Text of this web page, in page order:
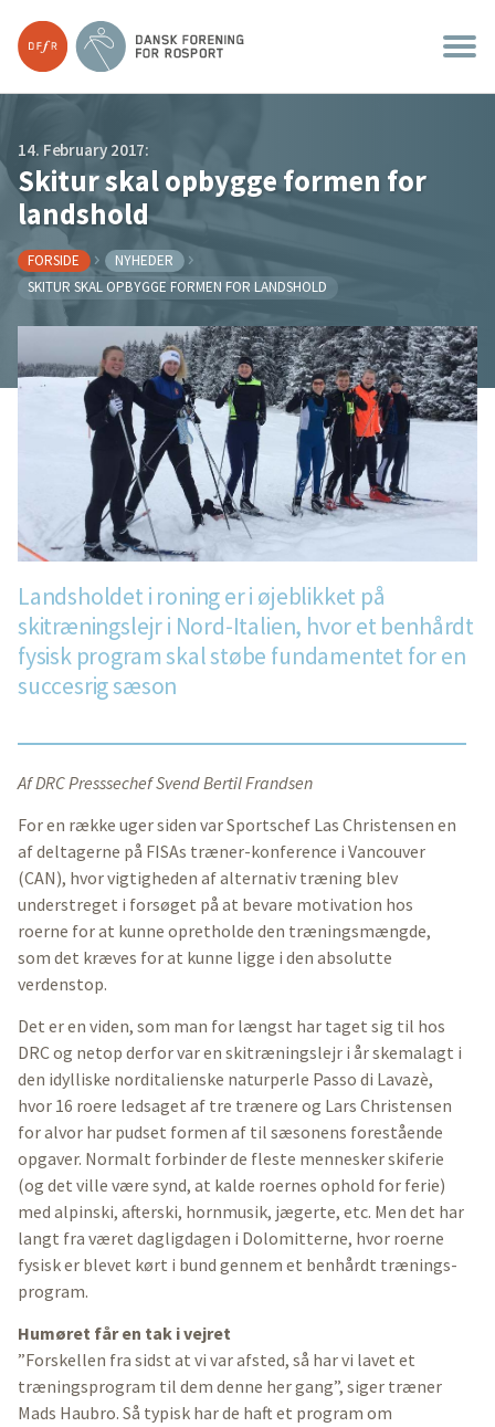
14. February 2017:
Skitur skal opbygge formen for
landshold
FORSIDE
NYHEDER
SKITUR SKAL OPBYGGE FORMEN FOR LANDSHOLD
Landsholdet i roning er i øjeblikket på
skitræningslejr i Nord-Italien, hvor et benhårdt
fysisk program skal støbe fundamentet for en
succesrig sæson
Af DRC Presssechef Svend Bertil Frandsen
For en række uger siden var Sportschef Las Christensen en
af deltagerne på FISAs træner-konference i Vancouver
(CAN), hvor vigtigheden af alternativ træning blev
understreget i forsøget på at bevare motivation hos
roerne for at kunne opretholde den træningsmængde,
som det kræves for at kunne ligge i den absolutte
verdenstop.
Det er en viden, som man for længst har taget sig til hos
DRC og netop derfor var en skitræningslejr i år skemalagt i
den idylliske norditalienske naturperle Passo di Lavazè,
hvor 16 roere ledsaget af tre trænere og Lars Christensen
for alvor har pudset formen af til sæsonens forestående
opgaver. Normalt forbinder de fleste mennesker skiferie
(og det ville være synd, at kalde roernes ophold for ferie)
med alpinski, afterski, hornmusik, jægerte, etc. Men det har
langt fra været dagligdagen i Dolomitterne, hvor roerne
fysisk er blevet kørt i bund gennem et benhårdt trænings-
program.
Humøret får en tak i vejret
”Forskellen fra sidst at vi var afsted, så har vi lavet et
træningsprogram til dem denne her gang”, siger træner
Mads Haubro. Så typisk har de haft et program om